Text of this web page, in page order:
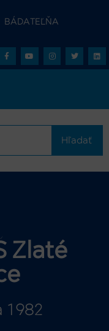
BÁDATEĽŇA
Hľadať
Zlaté
1982